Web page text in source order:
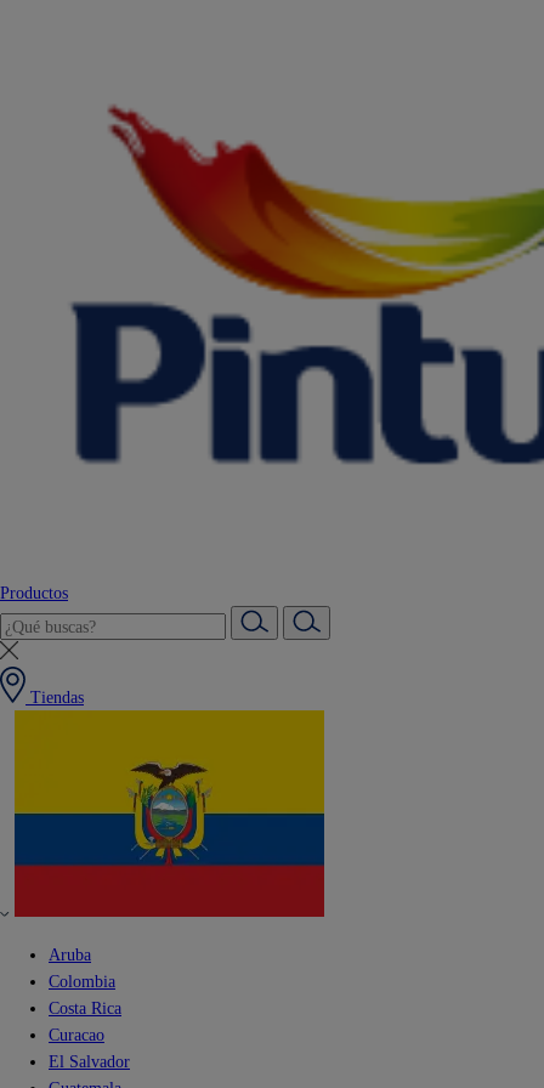
Productos
Tiendas
Aruba
Colombia
Costa Rica
Curacao
El Salvador